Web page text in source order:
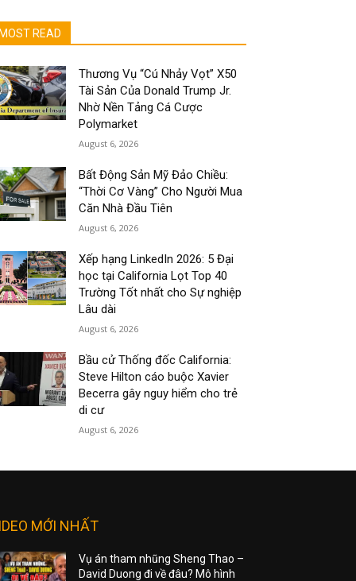
MOST READ
Thương Vụ “Cú Nhảy Vọt” X50
Tài Sản Của Donald Trump Jr.
Nhờ Nền Tảng Cá Cược
Polymarket
August 6, 2026
Bất Động Sản Mỹ Đảo Chiều:
“Thời Cơ Vàng” Cho Người Mua
Căn Nhà Đầu Tiên
August 6, 2026
Xếp hạng LinkedIn 2026: 5 Đại
học tại California Lọt Top 40
Trường Tốt nhất cho Sự nghiệp
Lâu dài
August 6, 2026
Bầu cử Thống đốc California:
Steve Hilton cáo buộc Xavier
Becerra gây nguy hiểm cho trẻ
di cư
August 6, 2026
MỚI NHẤT
Vụ án tham nhũng Sheng Thao –
David Duong đi về đâu? Mô hình